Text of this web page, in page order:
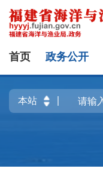
首页 政务公开